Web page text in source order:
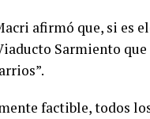
afirmó que, si es
Sarmiento
factible, todos